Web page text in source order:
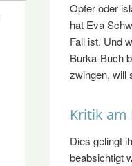
Opfer oder
hat Eva
Fall ist. Und
Burka-Buch
zwingen, will
Kritik am
Dies gelingt
beabsichtigt